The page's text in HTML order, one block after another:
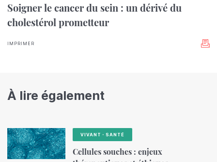
Soigner le cancer du sein : un dérivé du
cholestérol prometteur
IMPRIMER
À lire également
VIVANT・SANTÉ
Cellules souches : enjeux